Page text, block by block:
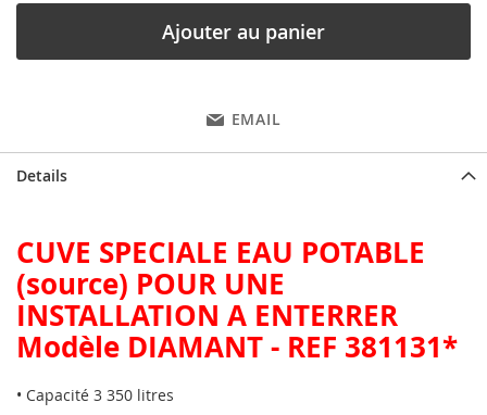
Ajouter au panier
EMAIL
Details
CUVE SPECIALE EAU POTABLE
(source) POUR UNE
INSTALLATION A ENTERRER
Modèle DIAMANT - REF 381131*
• Capacité 3 350 litres